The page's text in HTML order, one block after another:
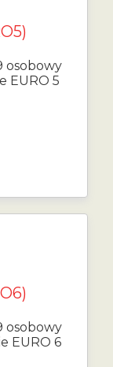
osobowy
EURO 5
osobowy
EURO 6